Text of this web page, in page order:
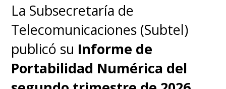
smartphone con cámara
robótica integrada , una
categoría completamente nueva
que podría cambiar la forma en
La Subsecretaría de
Telecomunicaciones (Subtel)
publicó su Informe de
Portabilidad Numérica del